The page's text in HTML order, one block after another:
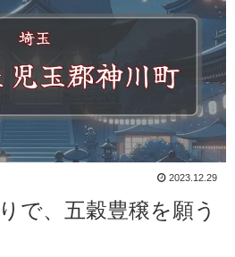
2023.12.29
で、五穀豊穣を願う